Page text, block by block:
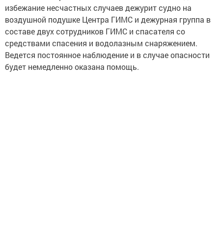
избежание несчастных случаев дежурит судно на
воздушной подушке Центра ГИМС и дежурная группа в
составе двух сотрудников ГИМС и спасателя со
средствами спасения и водолазным снаряжением.
Ведется постоянное наблюдение и в случае опасности
будет немедленно оказана помощь.